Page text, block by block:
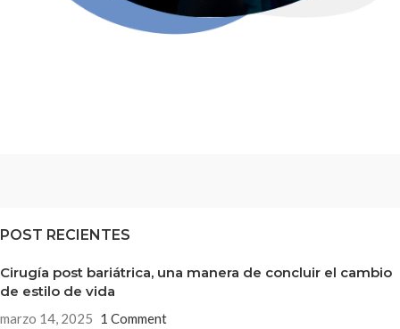
POST RECIENTES
Cirugía post bariátrica, una manera de concluir el cambio
de estilo de vida
marzo 14, 2025 1 Comment